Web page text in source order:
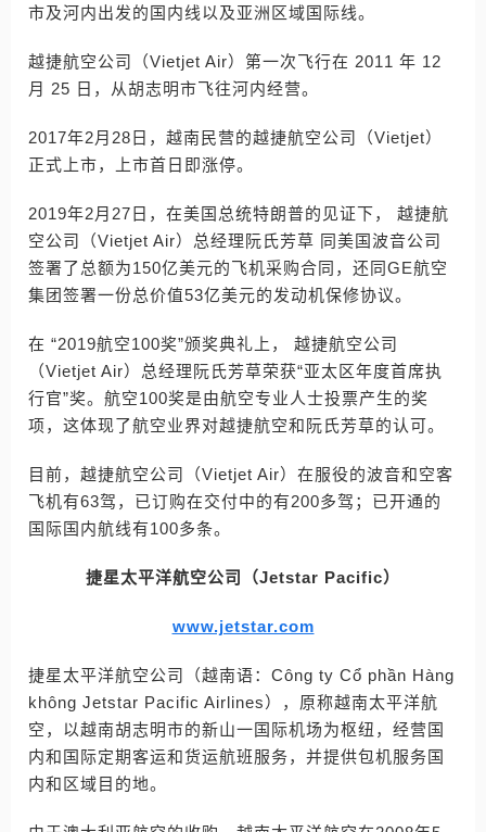
市及河内出发的国内线以及亚洲区域国际线。
越捷航空公司（Vietjet Air）第一次飞行在 2011 年 12
月 25 日，从胡志明市飞往河内经营。
2017年2月28日，越南民营的越捷航空公司（Vietjet）
正式上市，上市首日即涨停。
2019年2月27日，在美国总统特朗普的见证下， 越捷航
空公司（Vietjet Air）总经理阮氏芳草 同美国波音公司
签署了总额为150亿美元的飞机采购合同，还同GE航空
集团签署一份总价值53亿美元的发动机保修协议。
在 “2019航空100奖”颁奖典礼上， 越捷航空公司
（Vietjet Air）总经理阮氏芳草荣获“亚太区年度首席执
行官”奖。航空100奖是由航空专业人士投票产生的奖
项，这体现了航空业界对越捷航空和阮氏芳草的认可。
目前，越捷航空公司（Vietjet Air）在服役的波音和空客
飞机有63驾，已订购在交付中的有200多驾；已开通的
国际国内航线有100多条。
捷星太平洋航空公司（Jetstar Pacific）
www.jetstar.com
捷星太平洋航空公司（越南语：Công ty Cổ phần Hàng
không Jetstar Pacific Airlines），原称越南太平洋航
空，以越南胡志明市的新山一国际机场为枢纽，经营国
内和国际定期客运和货运航班服务，并提供包机服务国
内和区域目的地。